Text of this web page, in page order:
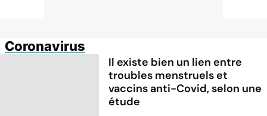
Coronavirus
Il existe bien un lien entre
troubles menstruels et
vaccins anti-Covid, selon une
étude